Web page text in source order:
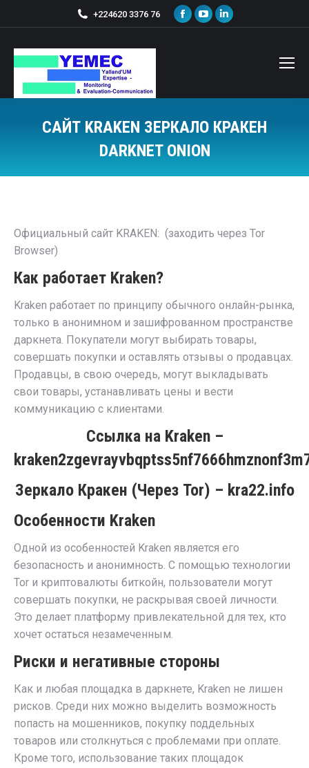
+224620 3376 76
САЙТ KRAKEN ЗЕРКАЛО КРАКЕН
DARKNET ONION
Официальный сайт KRAKEN: (заходить через Tor
Browser)
Как работает Kraken?
Kraken работает по принципу обычного онлайн-рынка,
только в анонимном и зашифрованном пространстве
даркнета. Покупатели могут выбирать товары,
совершать покупки и оставлять отзывы о продавцах.
Продавцы, в свою очередь, могут выкладывать
свои товары, устанавливать цены и вести
коммуникацию с клиентами.
Cсылка на Kraken–
Зеркало Кракен (Через Tor) – kra22.info
Особенности Kraken
Одной из особенностей Kraken является его
безопасность и анонимность. С помощью технологии
Tor и криптовалюты биткойн, пользователи могут
совершать покупки, не раскрывая своей личности.
Это делает платформу привлекательной для тех, кто
хочет остаться незамеченным.
Риски и негативные стороны
Как и любая площадка в даркнете, Kraken не лишен
рисков. Среди них можно выделить возможность
попасть на мошенников, покупку поддельных
товаров или столкнуться с проблемами при оплате.
Кроме того, использование таких площадок